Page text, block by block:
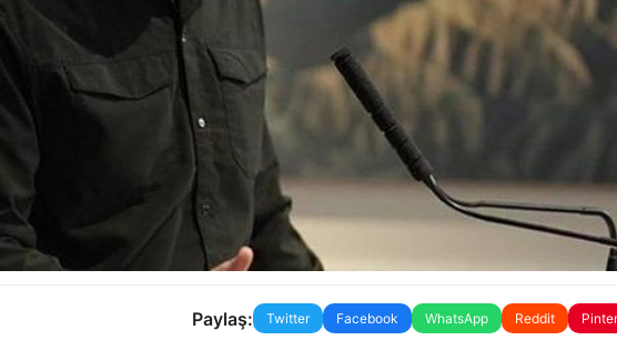
Paylaş: Twitter Facebook WhatsApp Reddit